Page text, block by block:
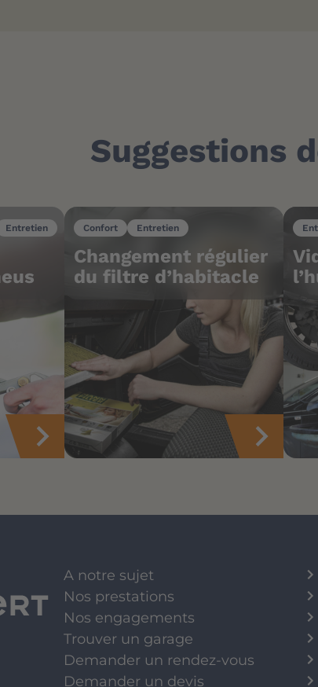
Suggestions
Entretien Confort Entretien
Changement régulier
du filtre d’habitacle
A notre sujet
Nos prestations
Nos engagements
Trouver un garage
Demander un rendez-vous
Demander un devis